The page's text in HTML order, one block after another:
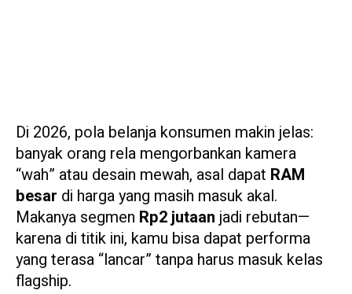
Di 2026, pola belanja konsumen makin jelas:
banyak orang rela mengorbankan kamera
“wah” atau desain mewah, asal dapat RAM
besar di harga yang masih masuk akal.
Makanya segmen Rp2 jutaan jadi rebutan—
karena di titik ini, kamu bisa dapat performa
yang terasa “lancar” tanpa harus masuk kelas
flagship.